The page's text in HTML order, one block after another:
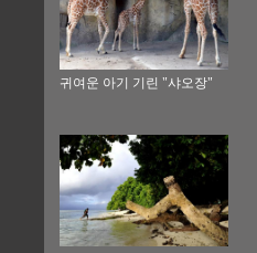
귀여운 아기 기린 "샤오장"